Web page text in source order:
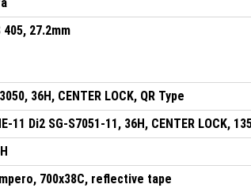
405, 27.2mm
36H, CENTER LOCK, QR Type
11 Di2 SG-S7051-11, 36H, CENTER LOCK,
700x38C, reflective tape